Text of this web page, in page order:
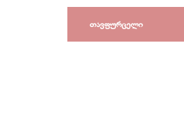
Перейти к контенту
თავფურცელი